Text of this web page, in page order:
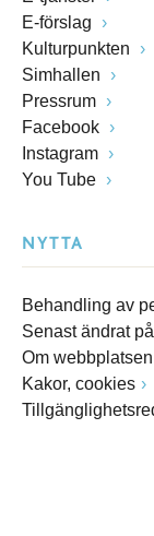
E-förslag
Kulturpunkten
Simhallen
Pressrum
Facebook
Instagram
You Tube
NYTTA
Behandling av
Senast ändrat
Om webbplatsen
Kakor, cookies